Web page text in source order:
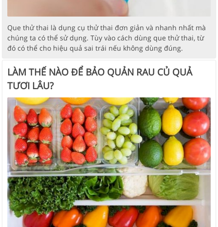
Que thử thai là dụng cụ thử thai đơn giản và nhanh nhất mà
chúng ta có thể sử dụng. Tùy vào cách dùng que thử thai, từ
đó có thể cho hiệu quả sai trái nếu không dùng đúng.
LÀM THẾ NÀO ĐỂ BẢO QUẢN RAU CỦ QUẢ
TƯƠI LÂU?